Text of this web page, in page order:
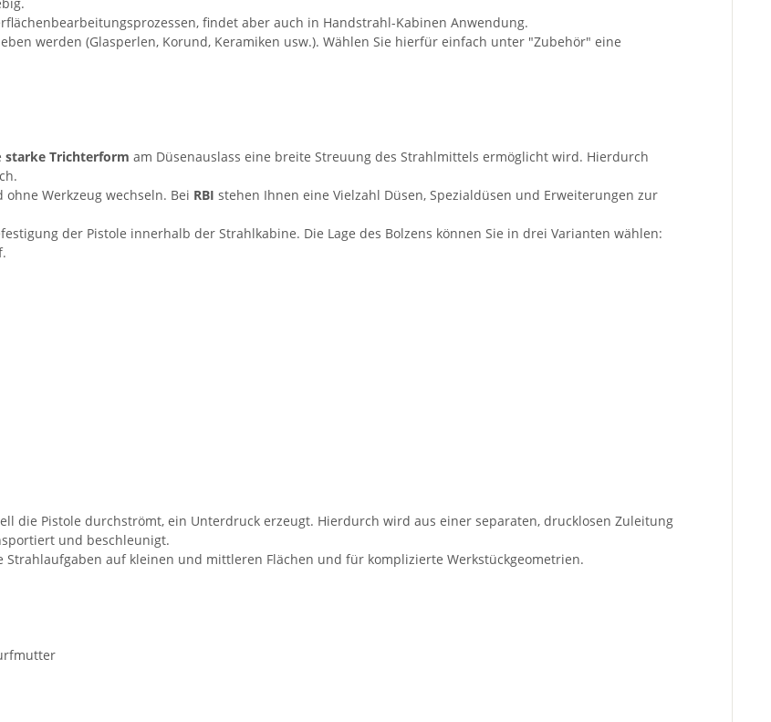
findet aber auch in Handstrahl-Kabinen Anwendung.
werden (Glasperlen, Korund, Keramiken usw.). Wählen Sie hierfür einfach unter "Zubehör" eine
starke Trichterform am Düsenauslass eine breite Streuung des Strahlmittels ermöglicht wird. Hierdurch
Werkzeug wechseln. Bei RBI stehen Ihnen eine Vielzahl Düsen, Spezialdüsen und Erweiterungen zur
der Pistole innerhalb der Strahlkabine. Die Lage des Bolzens können Sie in drei Varianten wählen:
die Pistole durchströmt, ein Unterdruck erzeugt. Hierdurch wird aus einer separaten, drucklosen Zuleitung
und beschleunigt.
auf kleinen und mittleren Flächen und für komplizierte Werkstückgeometrien.